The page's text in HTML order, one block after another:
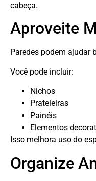
cabeça.
Aproveite
Paredes podem ajudar
Você pode incluir:
Nichos
Prateleiras
Painéis
Elementos
Isso melhora uso do
Organize